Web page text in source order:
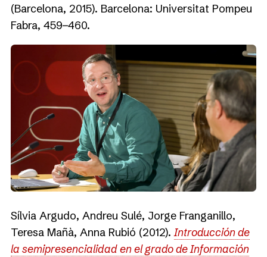
(Barcelona, 2015). Barcelona: Universitat Pompeu
Fabra, 459−460.
Sílvia Argudo, Andreu Sulé, Jorge Franganillo,
Teresa Mañà, Anna Rubió (2012).Introducción de
la semipresencialidad en el grado de Información